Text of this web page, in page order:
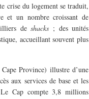
crise du logement se traduit,
et un nombre croissant de
deshacks ; des unités
accueillant souvent plus
Province) illustre d’une
aux services de base et les
Cap compte 3,8 millions